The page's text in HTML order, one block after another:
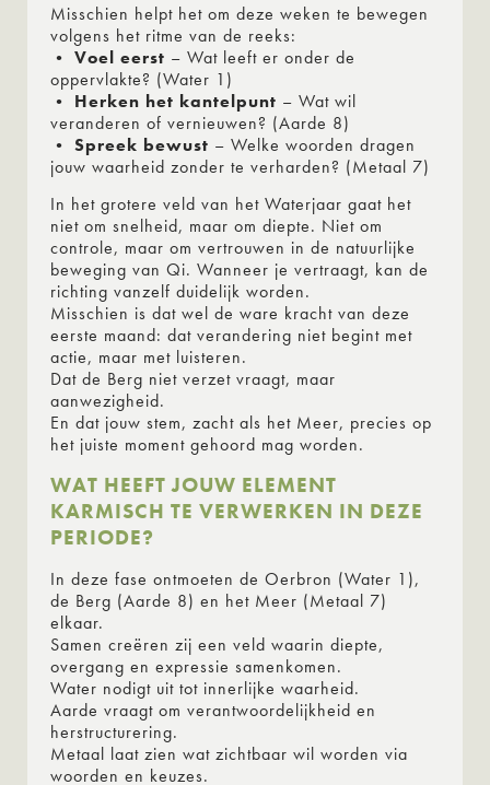
Misschien helpt het om deze weken te bewegen
volgens het ritme van de reeks:
• Voel eerst – Wat leeft er onder de
oppervlakte? (Water 1)
• Herken het kantelpunt – Wat wil
veranderen of vernieuwen? (Aarde 8)
• Spreek bewust – Welke woorden dragen
jouw waarheid zonder te verharden? (Metaal 7)
In het grotere veld van het Waterjaar gaat het
niet om snelheid, maar om diepte. Niet om
controle, maar om vertrouwen in de natuurlijke
beweging van Qi. Wanneer je vertraagt, kan de
richting vanzelf duidelijk worden.
Misschien is dat wel de ware kracht van deze
eerste maand: dat verandering niet begint met
actie, maar met luisteren.
Dat de Berg niet verzet vraagt, maar
aanwezigheid.
En dat jouw stem, zacht als het Meer, precies op
het juiste moment gehoord mag worden.
WAT HEEFT JOUW ELEMENT
KARMISCH TE VERWERKEN IN DEZE
PERIODE?
In deze fase ontmoeten de Oerbron (Water 1),
de Berg (Aarde 8) en het Meer (Metaal 7)
elkaar.
Samen creëren zij een veld waarin diepte,
overgang en expressie samenkomen.
Water nodigt uit tot innerlijke waarheid.
Aarde vraagt om verantwoordelijkheid en
herstructurering.
Metaal laat zien wat zichtbaar wil worden via
woorden en keuzes.